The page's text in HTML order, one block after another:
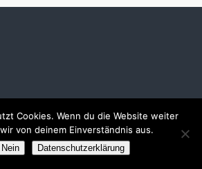
Cookies. Wenn du die Website weiter
von deinem Einverständnis aus.
Nein Datenschutzerklärung